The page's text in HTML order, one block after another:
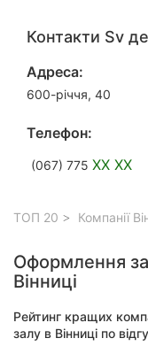
Контакти Sv
Адреса:
600-річчя, 40
Телефон:
(067) 775 XX XX
ТОП 20 Компанії
Оформлення
Вінниці
Рейтинг кращих
залу в Вінниці по